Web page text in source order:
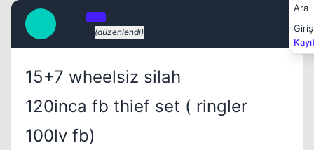
Ara
Giriş
(düzenlendi)
15+7 wheelsiz silah
120inca fb thief set ( ringler
100lv fb)